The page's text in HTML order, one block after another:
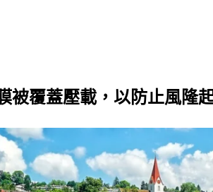
被覆蓋壓載，以防止風隆